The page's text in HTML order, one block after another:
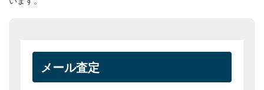
コロンビアスポーツウェアカンパニーはオレゴン州ポートランド
で1938年に設立。設立当初は小さな帽子問屋でしたが、今では世
界最大規模のアウトドアウェアブランドに成長しています。 コロ